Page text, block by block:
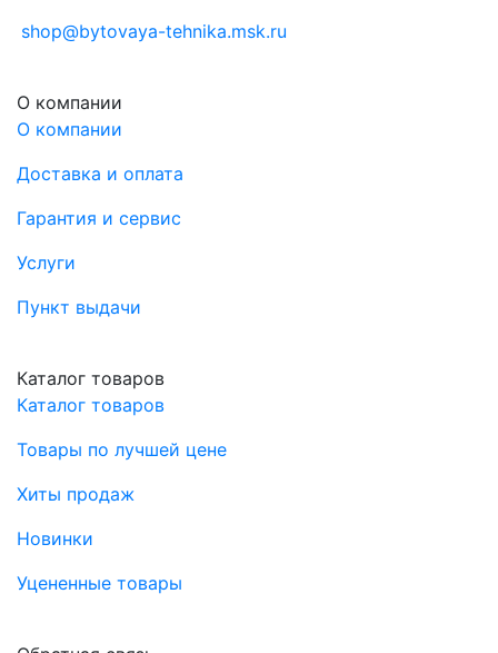
shop@bytovaya-tehnika.msk.ru
О компании
О компании
Доставка и оплата
Гарантия и сервис
Услуги
Пункт выдачи
Каталог товаров
Каталог товаров
Товары по лучшей цене
Хиты продаж
Новинки
Уцененные товары